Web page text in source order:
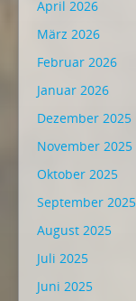
April 2026
März 2026
Februar 2026
Januar 2026
Dezember 2025
November 2025
Oktober 2025
September 2025
August 2025
Juli 2025
Juni 2025